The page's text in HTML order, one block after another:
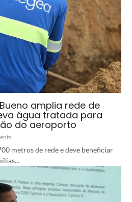
amplia rede de
água tratada para
do aeroporto
metros de rede e deve beneficiar